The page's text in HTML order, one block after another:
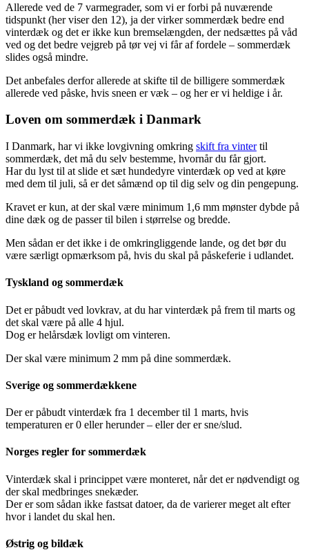
Allerede ved de 7 varmegrader, som vi er forbi på nuværende
tidspunkt (her viser den 12), ja der virker sommerdæk bedre end
vinterdæk og det er ikke kun bremselængden, der nedsættes på våd
ved og det bedre vejgreb på tør vej vi får af fordele – sommerdæk
slides også mindre.
Det anbefales derfor allerede at skifte til de billigere sommerdæk
allerede ved påske, hvis sneen er væk – og her er vi heldige i år.
Loven om sommerdæk i Danmark
I Danmark, har vi ikke lovgivning omkring skift fra vintertil
sommerdæk, det må du selv bestemme, hvornår du får gjort.
Har du lyst til at slide et sæt hundedyre vinterdæk op ved at køre
med dem til juli, så er det såmænd op til dig selv og din pengepung.
Kravet er kun, at der skal være minimum 1,6 mm mønster dybde på
dine dæk og de passer til bilen i størrelse og bredde.
Men sådan er det ikke i de omkringliggende lande, og det bør du
være særligt opmærksom på, hvis du skal på påskeferie i udlandet.
Tyskland og sommerdæk
Det er påbudt ved lovkrav, at du har vinterdæk på frem til marts og
det skal være på alle 4 hjul.
Dog er helårsdæk lovligt om vinteren.
Der skal være minimum 2 mm på dine sommerdæk.
Sverige og sommerdækkene
Der er påbudt vinterdæk fra 1 december til 1 marts, hvis
temperaturen er 0 eller herunder – eller der er sne/slud.
Norges regler for sommerdæk
Vinterdæk skal i princippet være monteret, når det er nødvendigt og
der skal medbringes snekæder.
Der er som sådan ikke fastsat datoer, da de varierer meget alt efter
hvor i landet du skal hen.
Østrig og bildæk